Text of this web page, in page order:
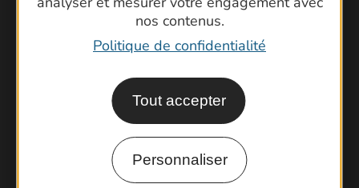
nos contenus.
Politique de confidentialité
Tout accepter
Personnaliser
Cartoguides et Topoguides
Latitude Gard